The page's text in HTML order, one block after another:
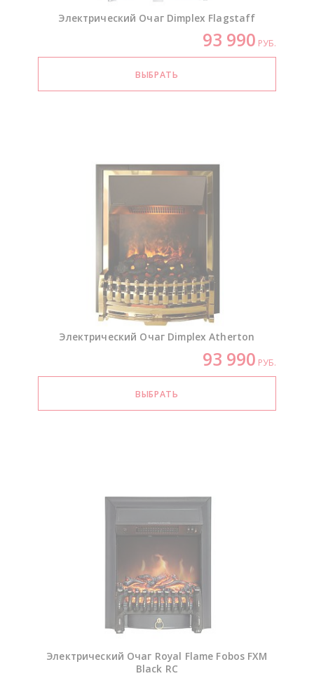
Электрический Очаг Dimplex Flagstaff
93 990 РУБ.
Электрический Очаг Dimplex Atherton
93 990 РУБ.
Электрический Очаг Royal Flame Fobos FXM
Black RC